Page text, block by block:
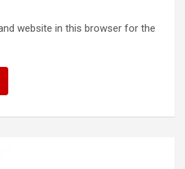
website in this browser for the